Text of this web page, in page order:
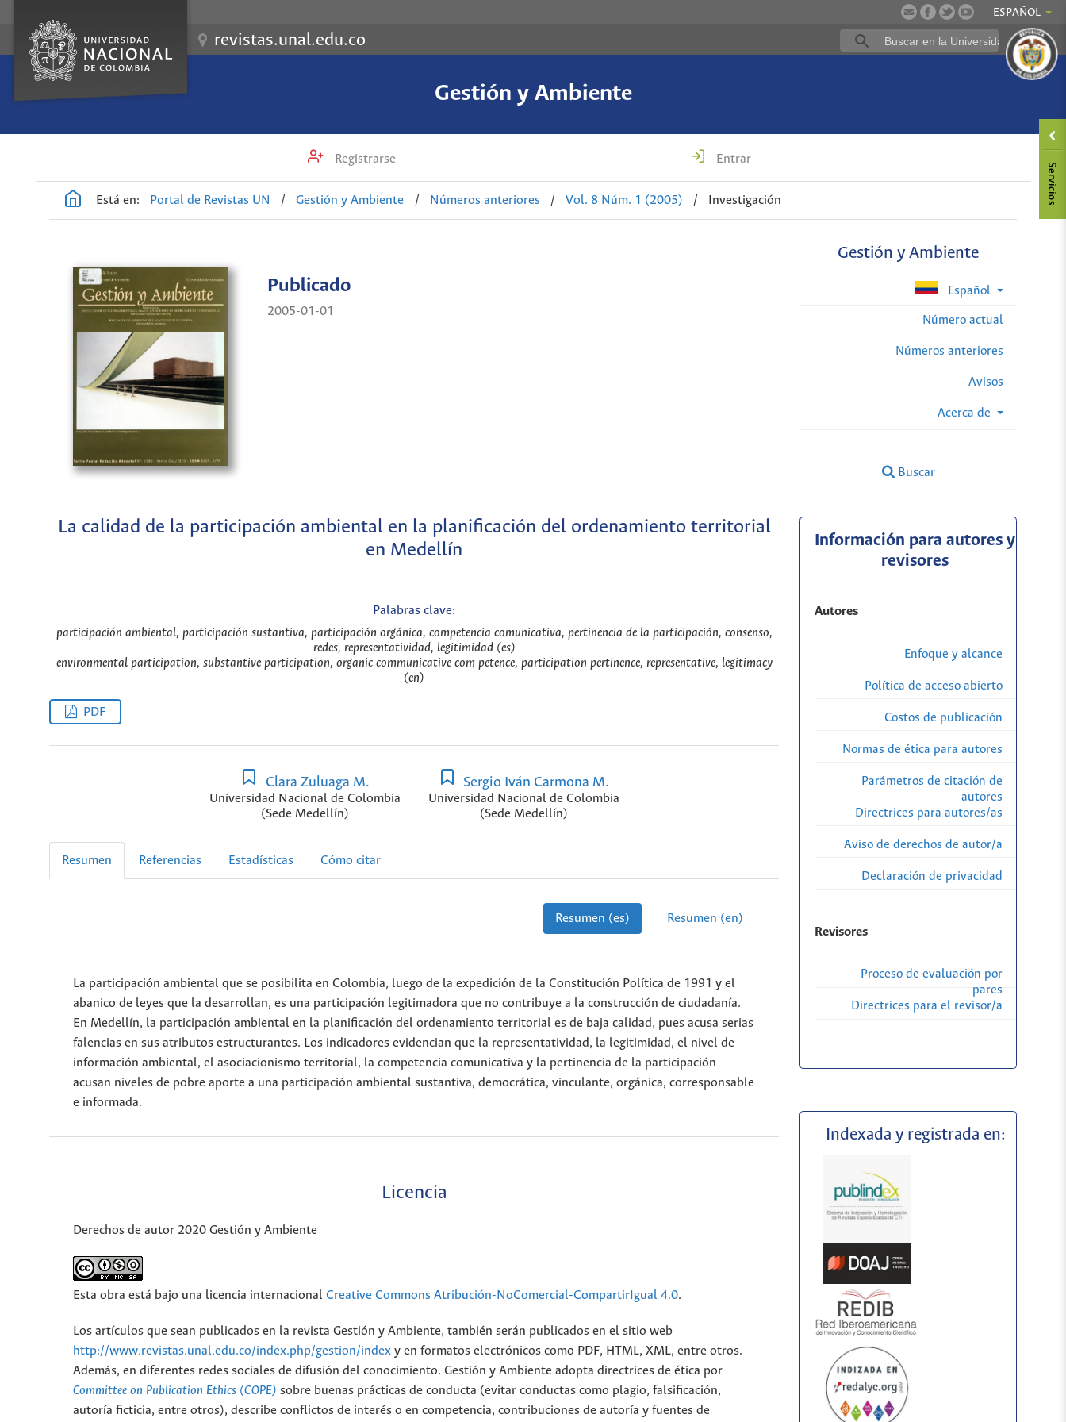
ESPAÑOL
revistas.unal.edu.co
Gestión y Ambiente
Registrarse Entrar
Está en: Portal de Revistas UN / Gestión y Ambiente / Números anteriores / Vol. 8 Núm. 1 (2005) / Investigación
Gestión y Ambiente
Español
Número actual
Números anteriores
Avisos
Acerca de
Buscar
Publicado
2005-01-01
La calidad de la participación ambiental en la planificación del ordenamiento territorial
en Medellín
Palabras clave:
participación ambiental, participación sustantiva, participación orgánica, competencia comunicativa, pertinencia de la participación, consenso,
redes, representatividad, legitimidad (es)
environmental participation, substantive participation, organic communicative com petence, participation pertinence, representative, legitimacy
(en)
PDF
Clara Zuluaga M.
Universidad Nacional de Colombia
(Sede Medellín)
Sergio Iván Carmona M.
Universidad Nacional de Colombia
(Sede Medellín)
Resumen Referencias Estadísticas Cómo citar
Resumen (es) Resumen (en)
La participación ambiental que se posibilita en Colombia, luego de la expedición de la Constitución Política de 1991 y el
abanico de leyes que la desarrollan, es una participación legitimadora que no contribuye a la construcción de ciudadanía.
En Medellín, la participación ambiental en la planificación del ordenamiento territorial es de baja calidad, pues acusa serias
falencias en sus atributos estructurantes. Los indicadores evidencian que la representatividad, la legitimidad, el nivel de
información ambiental, el asociacionismo territorial, la competencia comunicativa y la pertinencia de la participación
acusan niveles de pobre aporte a una participación ambiental sustantiva, democrática, vinculante, orgánica, corresponsable
e informada.
Licencia
Derechos de autor 2020 Gestión y Ambiente
Esta obra está bajo una licencia internacional Creative Commons Atribución-NoComercial-CompartirIgual 4.0.
Los artículos que sean publicados en la revista Gestión y Ambiente, también serán publicados en el sitio web
http://www.revistas.unal.edu.co/index.php/gestion/index y en formatos electrónicos como PDF, HTML, XML, entre otros.
Además, en diferentes redes sociales de difusión del conocimiento. Gestión y Ambiente adopta directrices de ética por
Committee on Publication Ethics (COPE) sobre buenas prácticas de conducta (evitar conductas como plagio, falsificación,
autoría ficticia, entre otros), describe conflictos de interés o en competencia, contribuciones de autoría y fuentes de
Información para autores y
revisores
Autores
Enfoque y alcance
Política de acceso abierto
Costos de publicación
Normas de ética para autores
Parámetros de citación de
autores
Directrices para autores/as
Aviso de derechos de autor/a
Declaración de privacidad
Revisores
Proceso de evaluación por
pares
Directrices para el revisor/a
Indexada y registrada en: